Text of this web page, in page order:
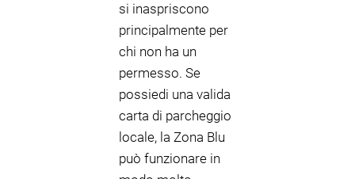
si inaspriscono
principalmente per
chi non ha un
permesso. Se
possiedi una valida
carta di parcheggio
locale, la Zona Blu
può funzionare in